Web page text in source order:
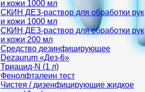
и кожи 1000 мл
СКИН ДЕЗ-раствор для обработки рук
и кожи 1000 мл
СКИН ДЕЗ-раствор для обработки рук
и кожи 200 мл
Средство дезинфицирующее
Dezaurum «Дез-6»
Триацид-N (1 л)
Фенолфталеин тест
Чистея / дизенфицирующие жидкое